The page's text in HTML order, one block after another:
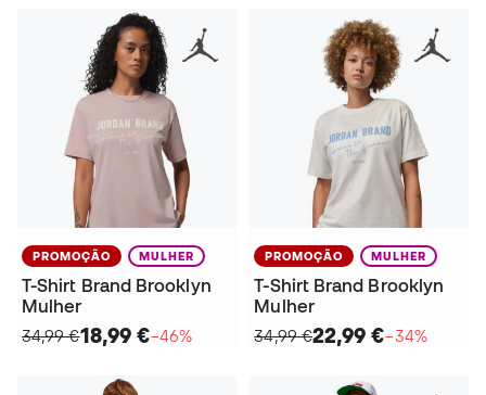
PROMOÇÃO MULHER
T-Shirt Brand Brooklyn
Mulher
34,99 €18,99 €−46%
PROMOÇÃO MULHER
T-Shirt Brand Brooklyn
Mulher
34,99 €22,99 €−34%